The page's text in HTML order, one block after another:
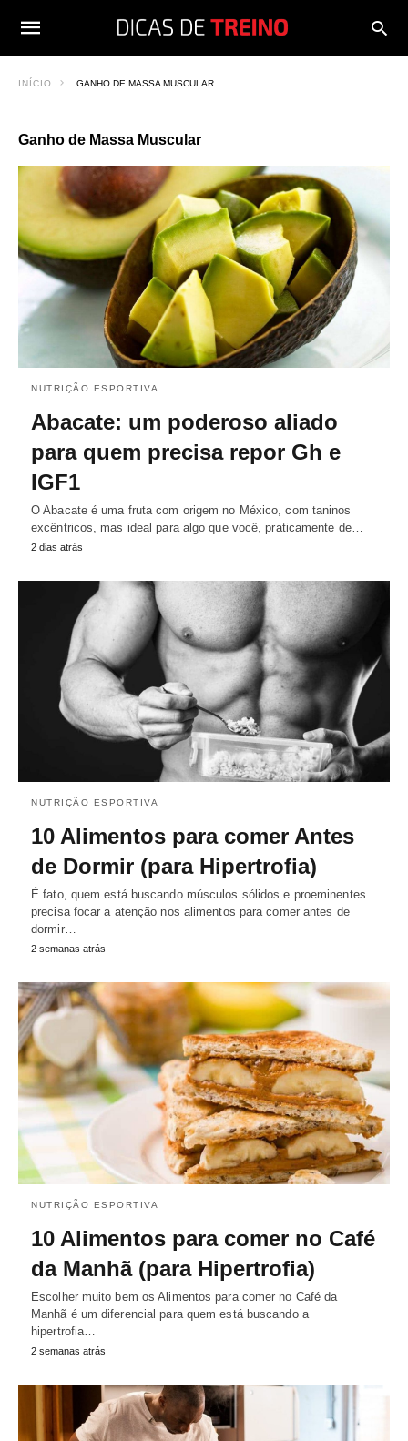
INÍCIO GANHO DE MASSA MUSCULAR
Ganho de Massa Muscular
NUTRIÇÃO ESPORTIVA
Abacate: um poderoso aliado
para quem precisa repor Gh e
IGF1
O Abacate é uma fruta com origem no México, com taninos
excêntricos, mas ideal para algo que você, praticamente de…
2 dias atrás
NUTRIÇÃO ESPORTIVA
10 Alimentos para comer Antes
de Dormir (para Hipertrofia)
É fato, quem está buscando músculos sólidos e proeminentes
precisa focar a atenção nos alimentos para comer antes de
dormir…
2 semanas atrás
NUTRIÇÃO ESPORTIVA
10 Alimentos para comer no Café
da Manhã (para Hipertrofia)
Escolher muito bem os Alimentos para comer no Café da
Manhã é um diferencial para quem está buscando a
hipertrofia…
2 semanas atrás